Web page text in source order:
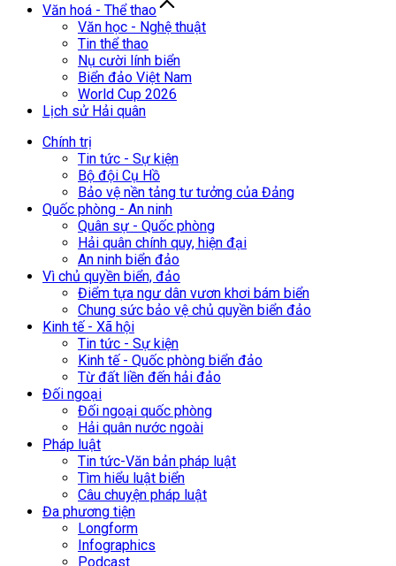
Văn hoá - Thể thao
Văn học - Nghệ thuật
Tin thể thao
Nụ cười lính biển
Biển đảo Việt Nam
World Cup 2026
Lịch sử Hải quân
Chính trị
Tin tức - Sự kiện
Bộ đội Cụ Hồ
Bảo vệ nền tảng tư tưởng của Đảng
Quốc phòng - An ninh
Quân sự - Quốc phòng
Hải quân chính quy, hiện đại
An ninh biển đảo
Vì chủ quyền biển, đảo
Điểm tựa ngư dân vươn khơi bám biển
Chung sức bảo vệ chủ quyền biển đảo
Kinh tế - Xã hội
Tin tức - Sự kiện
Kinh tế - Quốc phòng biển đảo
Từ đất liền đến hải đảo
Đối ngoại
Đối ngoại quốc phòng
Hải quân nước ngoài
Pháp luật
Tin tức-Văn bản pháp luật
Tìm hiểu luật biển
Câu chuyện pháp luật
Đa phương tiện
Longform
Infographics
Podcast